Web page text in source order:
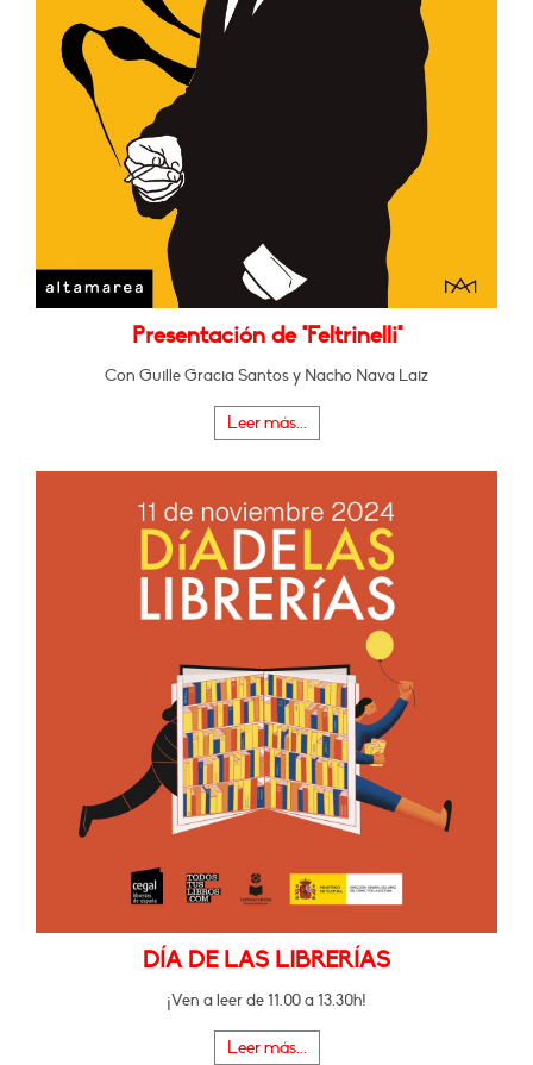
Presentación de "Feltrinelli"
Con Guille Gracia Santos y Nacho Nava Laiz
Leer más...
DÍA DE LAS LIBRERÍAS
¡Ven a leer de 11.00 a 13.30h!
Leer más...